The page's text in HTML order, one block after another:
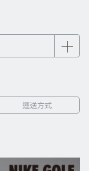
運送方式